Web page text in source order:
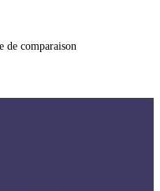
de comparaison